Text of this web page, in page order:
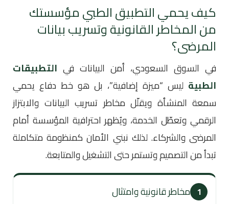
كيف يحمي التطبيق الطبي مؤسستك
من المخاطر القانونية وتسريب بيانات
المرضى؟
في السوق السعودي، أمن البيانات في التطبيقات
الطبية ليس “ميزة إضافية”، بل هو خط دفاع يحمي
سمعة المنشأة ويقلّل مخاطر تسريب البيانات والابتزاز
الرقمي وتعطّل الخدمة، ويُظهر احترافية المؤسسة أمام
المرضى والشركاء. لذلك نبني الأمان كمنظومة متكاملة
تبدأ من التصميم وتستمر حتى التشغيل والمتابعة.
1 مخاطر قانونية وامتثال